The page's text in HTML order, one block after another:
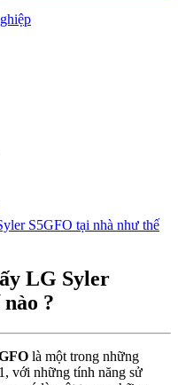
S5GFO tại nhà như thế
LG Syler
?
là một trong những
với những tính năng sử